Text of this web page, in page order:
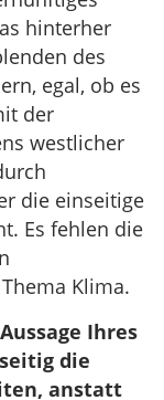
hinterher
des
egal, ob es
der
westlicher
die einseitige
Es fehlen die
Klima.
Ihres
die
anstatt